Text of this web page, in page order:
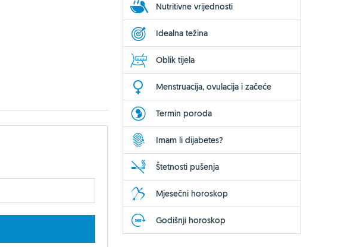
Nutritivne vrijednosti
Idealna težina
Oblik tijela
Menstruacija, ovulacija i začeće
Termin poroda
Imam li dijabetes?
Štetnosti pušenja
Mjesečni horoskop
Godišnji horoskop